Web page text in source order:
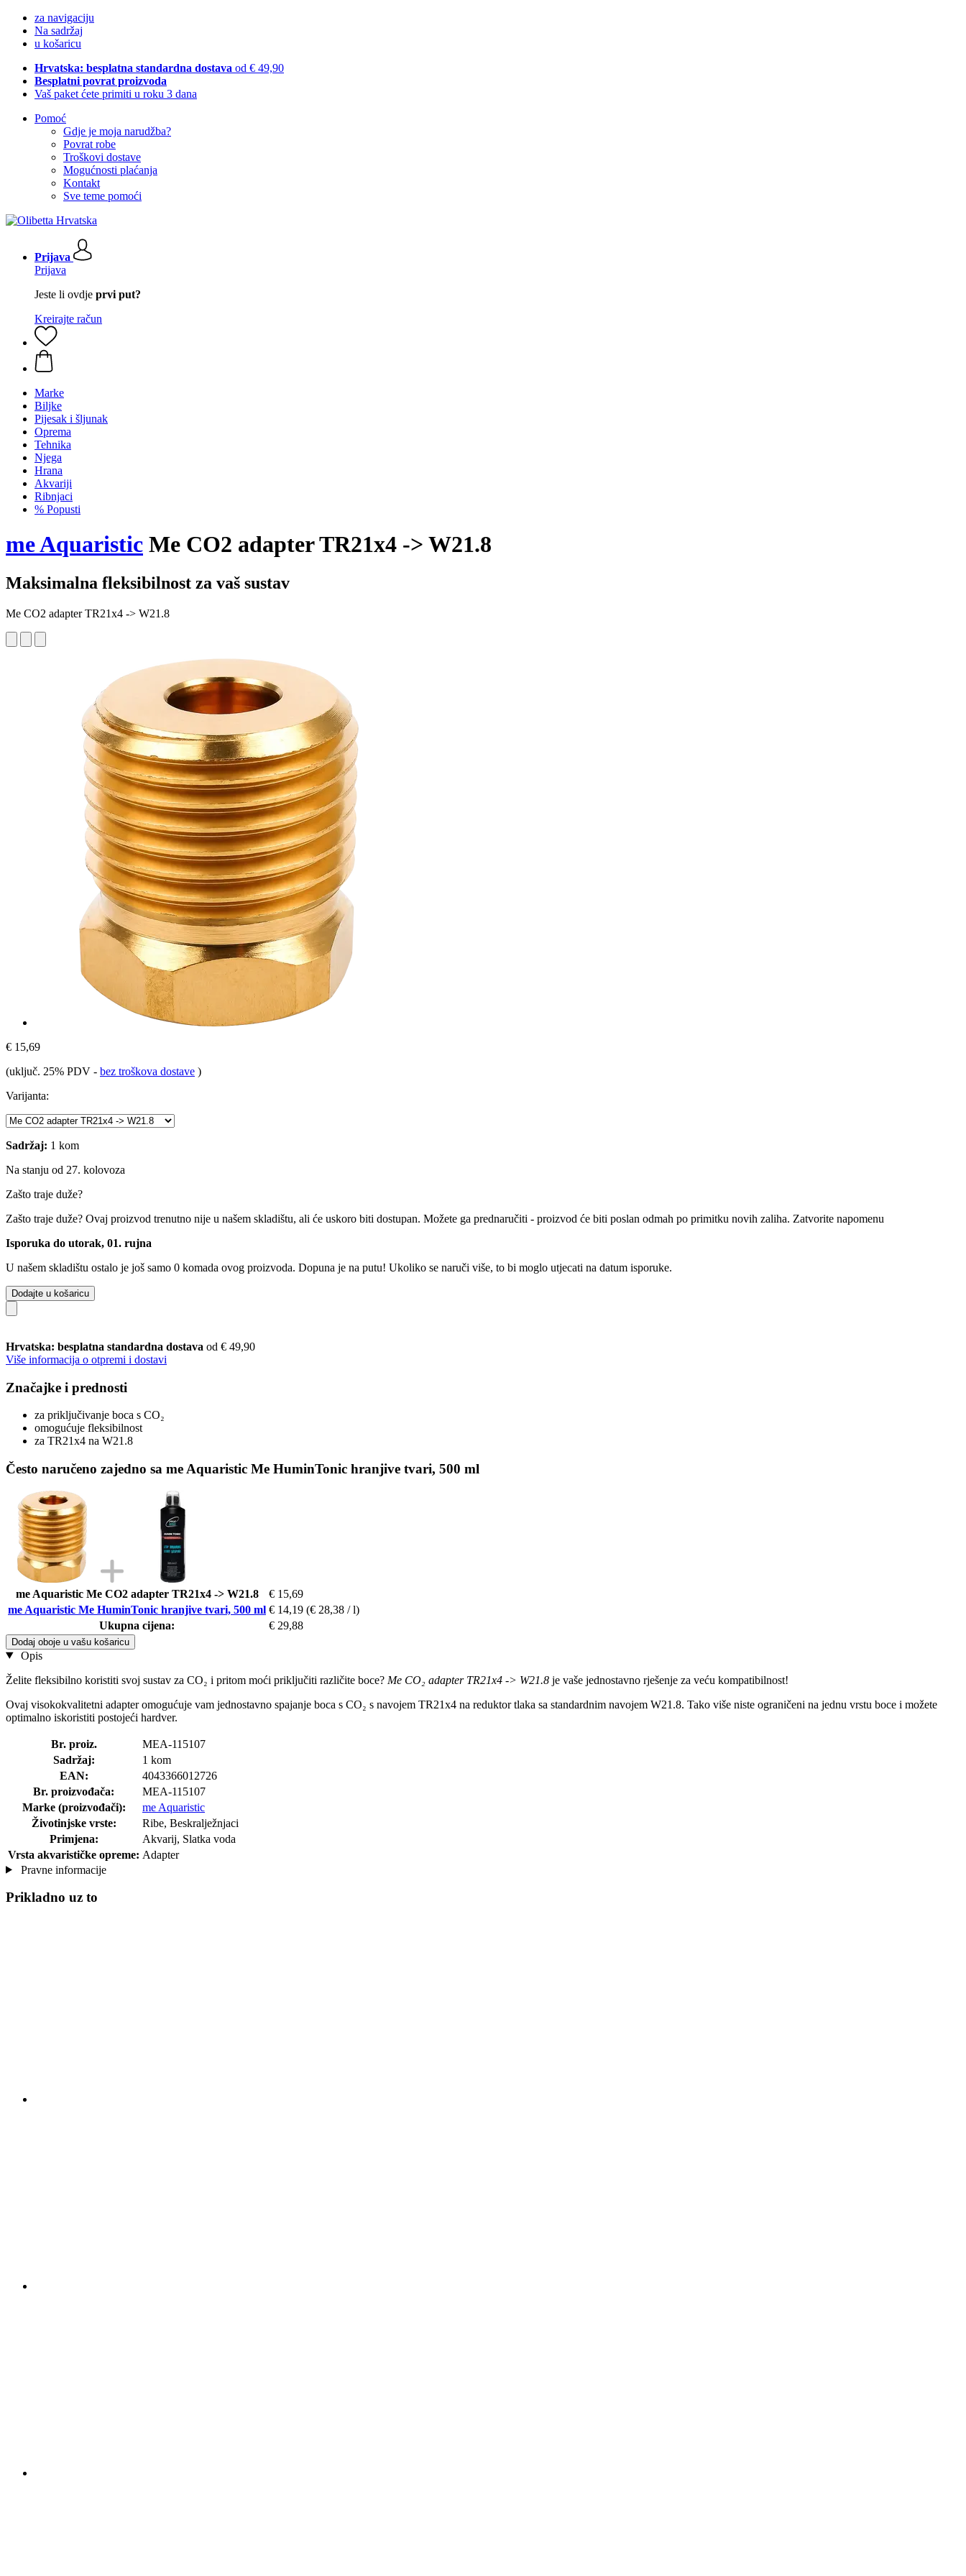
za navigaciju
Na sadržaj
u košaricu
Hrvatska: besplatna standardna dostava od € 49,90
Besplatni povrat proizvoda
Vaš paket ćete primiti u roku 3 dana
Pomoć
Gdje je moja narudžba?
Povrat robe
Troškovi dostave
Mogućnosti plaćanja
Kontakt
Sve teme pomoći
Prijava
Prijava
Jeste li ovdje prvi put?
Kreirajte račun
Marke
Biljke
Pijesak i šljunak
Oprema
Tehnika
Njega
Hrana
Akvariji
Ribnjaci
% Popusti
me Aquaristic Me CO2 adapter TR21x4 -> W21.8
Maksimalna fleksibilnost za vaš sustav
Me CO2 adapter TR21x4 -> W21.8
€ 15,69
(uključ. 25% PDV - bez troškova dostave )
Varijanta:
Sadržaj: 1 kom
Na stanju od 27. kolovoza
Zašto traje duže?
Zašto traje duže? Ovaj proizvod trenutno nije u našem skladištu, ali će uskoro biti dostupan. Možete ga prednaručiti - proizvod će biti poslan odmah po primitku novih zaliha. Zatvorite napomenu
Isporuka do utorak, 01. rujna
U našem skladištu ostalo je još samo 0 komada ovog proizvoda. Dopuna je na putu! Ukoliko se naruči više, to bi moglo utjecati na datum isporuke.
Dodajte u košaricu
Hrvatska: besplatna standardna dostava od € 49,90
Više informacija o otpremi i dostavi
Značajke i prednosti
za priključivanje boca s CO₂
omogućuje fleksibilnost
za TR21x4 na W21.8
Često naručeno zajedno sa me Aquaristic Me HuminTonic hranjive tvari, 500 ml
me Aquaristic Me CO2 adapter TR21x4 -> W21.8
€ 15,69
me Aquaristic Me HuminTonic hranjive tvari, 500 ml € 14,19 (€ 28,38 / l)
Ukupna cijena:
€ 29,88
Dodaj oboje u vašu košaricu
Opis
Želite fleksibilno koristiti svoj sustav za CO₂ i pritom moći priključiti različite boce? Me CO₂ adapter TR21x4 -> W21.8 je vaše jednostavno rješenje za veću kompatibilnost!
Ovaj visokokvalitetni adapter omogućuje vam jednostavno spajanje boca s CO₂ s navojem TR21x4 na reduktor tlaka sa standardnim navojem W21.8. Tako više niste ograničeni na jednu vrstu boce i možete
optimalno iskoristiti postojeći hardver.
Br. proiz.
MEA-115107
Sadržaj:
1 kom
EAN:
4043366012726
Br. proizvođača:
MEA-115107
Marke (proizvođači):
me Aquaristic
Životinjske vrste:
Ribe, Beskralježnjaci
Primjena:
Akvarij, Slatka voda
Vrsta akvarističke opreme: Adapter
Pravne informacije
Prikladno uz to